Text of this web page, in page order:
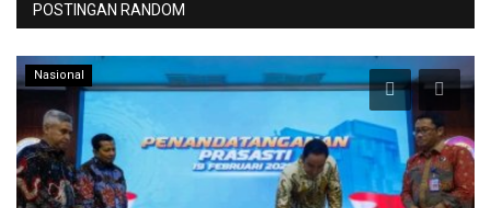
POSTINGAN RANDOM
Nasional